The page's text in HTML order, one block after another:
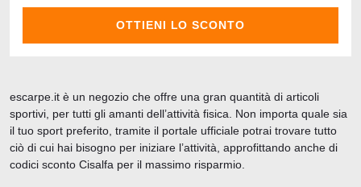
OTTIENI LO SCONTO
escarpe.it è un negozio che offre una gran quantità di articoli
sportivi, per tutti gli amanti dell’attività fisica. Non importa quale sia
il tuo sport preferito, tramite il portale ufficiale potrai trovare tutto
ciò di cui hai bisogno per iniziare l’attività, approfittando anche di
codici sconto Cisalfa per il massimo risparmio.